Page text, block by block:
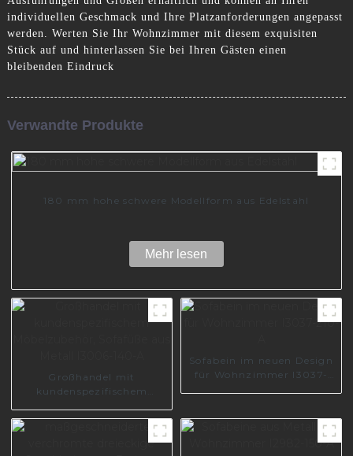
individuellen Geschmack und Ihre Platzanforderungen angepasst
werden. Werten Sie Ihr Wohnzimmer mit diesem exquisiten
Stück auf und hinterlassen Sie bei Ihren Gästen einen
bleibenden Eindruck
Verwandte Produkte
180 mm hohe schwere Modellform aus Edelstahl
Mehr lesen
Großhandel mit
kundenspezifischem
aus Metall I3006-140-A
Sofabein im neuen Design
für Wohnzimmer I3037-